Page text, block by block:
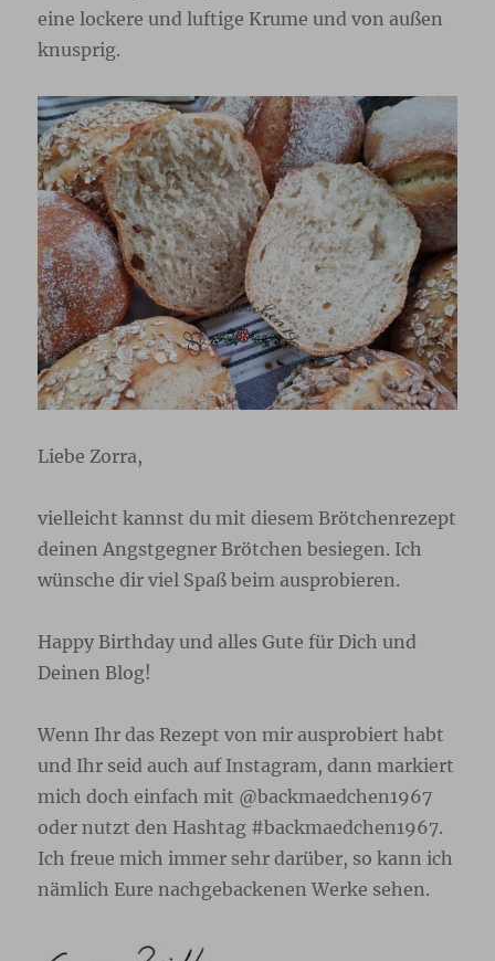
eine lockere und luftige Krume und von außen
knusprig.
Liebe Zorra,
vielleicht kannst du mit diesem Brötchenrezept
deinen Angstgegner Brötchen besiegen. Ich
wünsche dir viel Spaß beim ausprobieren.
Happy Birthday und alles Gute für Dich und
Deinen Blog!
Wenn Ihr das Rezept von mir ausprobiert habt
und Ihr seid auch auf Instagram, dann markiert
mich doch einfach mit @backmaedchen1967
oder nutzt den Hashtag #backmaedchen1967.
Ich freue mich immer sehr darüber, so kann ich
nämlich Eure nachgebackenen Werke sehen.